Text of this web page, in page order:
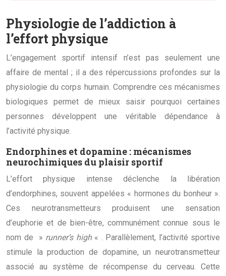
Physiologie de l’addiction à
l’effort physique
L’engagement sportif intensif n’est pas seulement une
affaire de mental ; il a des répercussions profondes sur la
physiologie du corps humain. Comprendre ces mécanismes
biologiques permet de mieux saisir pourquoi certaines
personnes développent une véritable dépendance à
l’activité physique.
Endorphines et dopamine : mécanismes
neurochimiques du plaisir sportif
L’effort physique intense déclenche la libération
d’endorphines, souvent appelées « hormones du bonheur ».
Ces neurotransmetteurs produisent une sensation
d’euphorie et de bien-être, communément connue sous le
nom de » runner’s high « . Parallèlement, l’activité sportive
stimule la production de dopamine, un neurotransmetteur
associé au système de récompense du cerveau. Cette